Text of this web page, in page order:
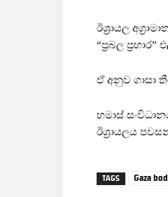
ඊශ්‍රායල
“ප්‍රබල
ඒ අනුව ගාසා
හමාස්
ඊශ්‍රායලය
TAGS Gaza